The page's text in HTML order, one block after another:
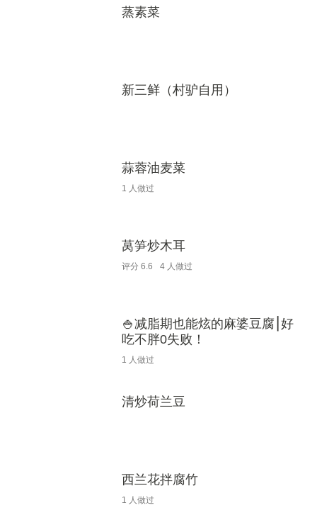
蒸素菜
新三鲜（村驴自用）
蒜蓉油麦菜
1 人做过
莴笋炒木耳
评分 6.6 4 人做过
🍚减脂期也能炫的麻婆豆腐⎮好
吃不胖0失败！
1 人做过
清炒荷兰豆
西兰花拌腐竹
1 人做过